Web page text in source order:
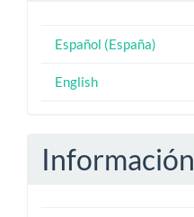
Español (España)
English
Información